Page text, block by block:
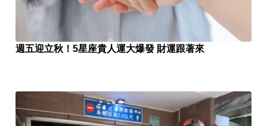
週五迎立秋！5星座貴人運大爆發 財運跟著來